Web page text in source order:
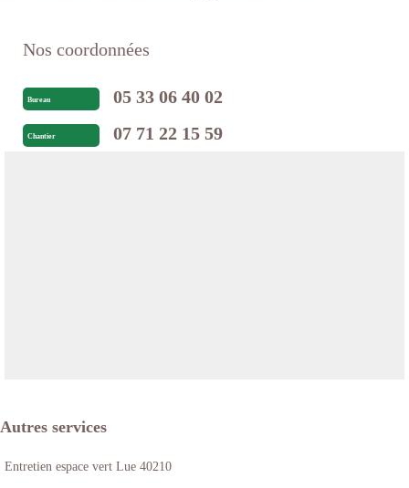
Nos coordonnées
Bureau 05 33 06 40 02
Chantier 07 71 22 15 59
Autres services
Entretien espace vert Lue 40210